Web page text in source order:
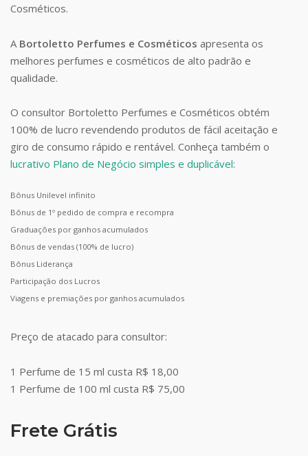
Cosméticos.
A Bortoletto Perfumes e Cosméticos apresenta os
melhores perfumes e cosméticos de alto padrão e
qualidade.
O consultor Bortoletto Perfumes e Cosméticos obtém
100% de lucro revendendo produtos de fácil aceitação e
giro de consumo rápido e rentável. Conheça também o
lucrativo Plano de Negócio simples e duplicável:
Bônus Unilevel infinito
Bônus de 1º pedido de compra e recompra
Graduações por ganhos acumulados
Bônus de vendas (100% de lucro)
Bônus Liderança
Participação dos Lucros
Viagens e premiações por ganhos acumulados
Preço de atacado para consultor:
1 Perfume de 15 ml custa R$ 18,00
1 Perfume de 100 ml custa R$ 75,00
Frete Grátis